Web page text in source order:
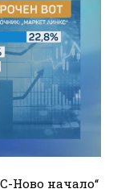
Ново начало“